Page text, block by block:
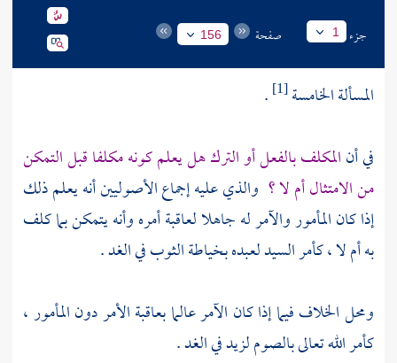
جزء 1 صفحة 156
المسألة الخامسة[1]
.
في أنالمكلف بالفعل أو الترك هل يعلم كونه مكلفا قبل التمكن
من الامتثال أم لا ؟ والذي عليه إجماع الأصوليين أنه يعلم ذلك
إذا كان المأمور والآمر له جاهلا لعاقبة أمره وأنه يتمكن بما كلف
به أم لا ، كأمر السيد لعبده بخياطة الثوب في الغد .
ومحل الخلاف فيما إذا كان الآمر عالما بعاقبة الأمر دون المأمور ،
كأمر الله تعالى بالصوم لزيد في الغد .